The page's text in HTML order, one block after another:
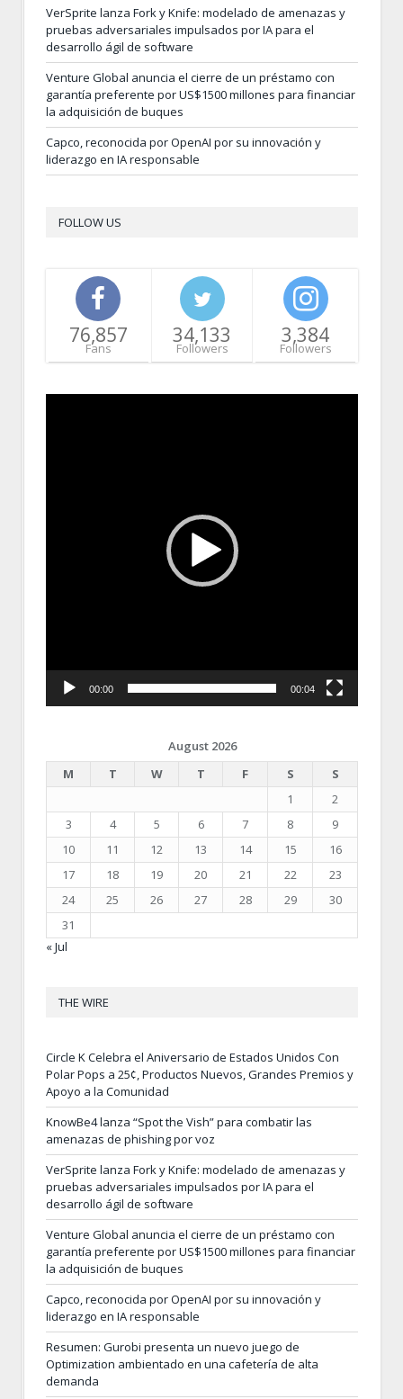
VerSprite lanza Fork y Knife: modelado de amenazas y
pruebas adversariales impulsados por IA para el
desarrollo ágil de software
Venture Global anuncia el cierre de un préstamo con
garantía preferente por US$1500 millones para financiar
la adquisición de buques
Capco, reconocida por OpenAI por su innovación y
liderazgo en IA responsable
FOLLOW US
76,857
Fans
34,133
Followers
3,384
Followers
00:00 00:04
August 2026
M
T W T F S
S
1
2
3
4 5 6 7 8
9
10
11 12 13 14 15
16
17
18 19 20 21 22
23
24
25 26 27 28 29
30
31
« Jul
THE WIRE
Circle K Celebra el Aniversario de Estados Unidos Con
Polar Pops a 25¢, Productos Nuevos, Grandes Premios y
Apoyo a la Comunidad
KnowBe4 lanza “Spot the Vish” para combatir las
amenazas de phishing por voz
VerSprite lanza Fork y Knife: modelado de amenazas y
pruebas adversariales impulsados por IA para el
desarrollo ágil de software
Venture Global anuncia el cierre de un préstamo con
garantía preferente por US$1500 millones para financiar
la adquisición de buques
Capco, reconocida por OpenAI por su innovación y
liderazgo en IA responsable
Resumen: Gurobi presenta un nuevo juego de
Optimization ambientado en una cafetería de alta
demanda